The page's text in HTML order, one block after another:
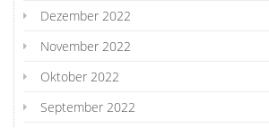
Dezember 2022
November 2022
Oktober 2022
September 2022